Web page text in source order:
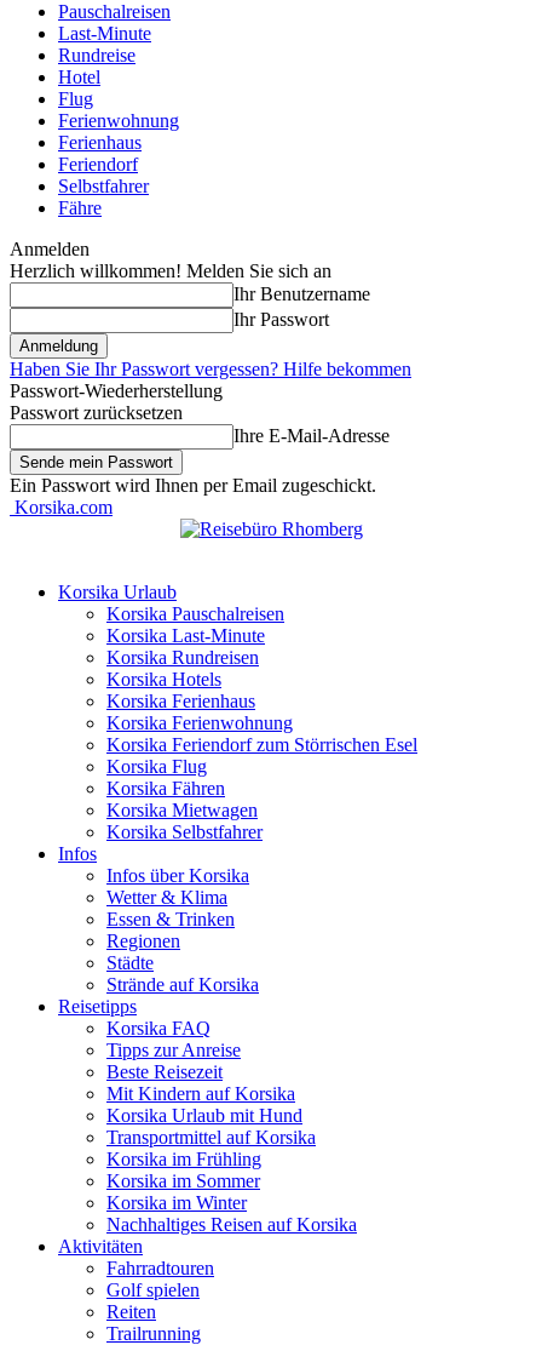
Pauschalreisen
Last-Minute
Rundreise
Hotel
Flug
Ferienwohnung
Ferienhaus
Feriendorf
Selbstfahrer
Fähre
Anmelden
Herzlich willkommen! Melden Sie sich an
Ihr Benutzername
Ihr Passwort
Haben Sie Ihr Passwort vergessen? Hilfe bekommen
Passwort-Wiederherstellung
Passwort zurücksetzen
Ihre E-Mail-Adresse
Ein Passwort wird Ihnen per Email zugeschickt.
Korsika.com
Korsika Urlaub
Korsika Pauschalreisen
Korsika Last-Minute
Korsika Rundreisen
Korsika Hotels
Korsika Ferienhaus
Korsika Ferienwohnung
Korsika Feriendorf zum Störrischen Esel
Korsika Flug
Korsika Fähren
Korsika Mietwagen
Korsika Selbstfahrer
Infos
Infos über Korsika
Wetter & Klima
Essen & Trinken
Regionen
Städte
Strände auf Korsika
Reisetipps
Korsika FAQ
Tipps zur Anreise
Beste Reisezeit
Mit Kindern auf Korsika
Korsika Urlaub mit Hund
Transportmittel auf Korsika
Korsika im Frühling
Korsika im Sommer
Korsika im Winter
Nachhaltiges Reisen auf Korsika
Aktivitäten
Fahrradtouren
Golf spielen
Reiten
Trailrunning